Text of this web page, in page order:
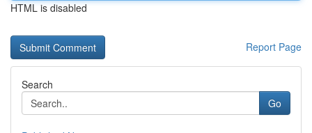
HTML is disabled
Report Page
Search
Go